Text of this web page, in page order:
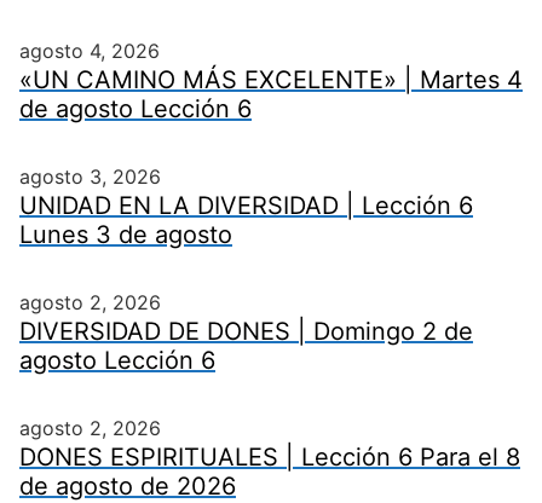
agosto 4, 2026
«UN CAMINO MÁS EXCELENTE» | Martes 4
de agosto Lección 6
agosto 3, 2026
UNIDAD EN LA DIVERSIDAD | Lección 6
Lunes 3 de agosto
agosto 2, 2026
DIVERSIDAD DE DONES | Domingo 2 de
agosto Lección 6
agosto 2, 2026
DONES ESPIRITUALES | Lección 6 Para el 8
de agosto de 2026